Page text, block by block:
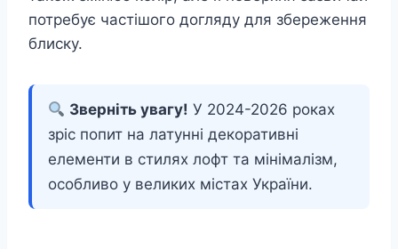
потребує частішого догляду для збереження
блиску.
Зверніть увагу! У 2024-2026 роках
зріс попит на латунні декоративні
елементи в стилях лофт та мінімалізм,
особливо у великих містах України.